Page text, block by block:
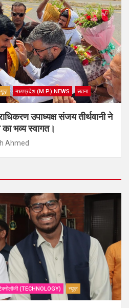
मध्यप्रदेश (M.P.) NEWS सतना
उपाध्यक्ष संजय तीर्थवानी ने
का भव्य स्वागत।
Ahmed
(TECHNOLOGY) न्यूज़